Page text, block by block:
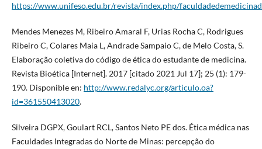
https://www.unifeso.edu.br/revista/index.php/
Mendes Menezes M, Ribeiro Amaral F, Urias Rocha C, Rodrigues
Ribeiro C, Colares Maia L, Andrade Sampaio C, de Melo Costa, S.
Elaboração coletiva do código de ética do estudante de medicina.
Revista Bioética [Internet]. 2017 [citado 2021 Jul 17]; 25 (1): 179-
190. Disponible en: http://www.redalyc.org/articulo.oa?
id=361550413020.
Silveira DGPX, Goulart RCL, Santos Neto PE dos. Ética médica nas
Faculdades Integradas do Norte de Minas: percepção do